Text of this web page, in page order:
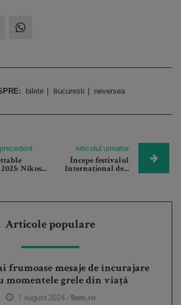
bilete Bucuresti neversea
Nikos...
Articolul urmator
Începe festivalul
Internațional de...
Articole populare
frumoase mesaje de încurajare
momentele grele din viață
7 August 2024 -9am.ro